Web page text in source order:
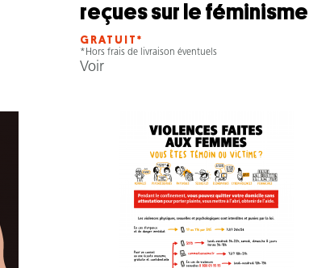
reçues sur le féminisme
GRATUIT*
*Hors frais de livraison éventuels
Voir